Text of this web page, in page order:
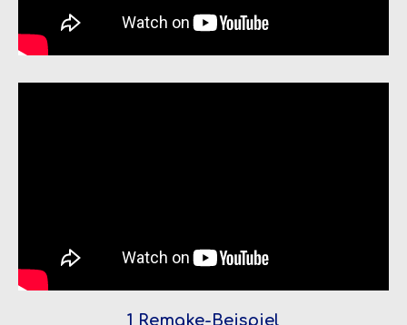
1 Remake-Beispiel